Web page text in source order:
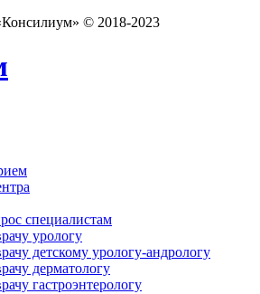
© 2018-2023
специалистам
урологу
детскому урологу-андрологу
дерматологу
гастроэнтерологу